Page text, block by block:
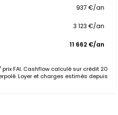
937 €/an
3 123 €/an
11 662 €/an
FAI. Cashflow calculé sur crédit 20
Loyer et charges estimés depuis